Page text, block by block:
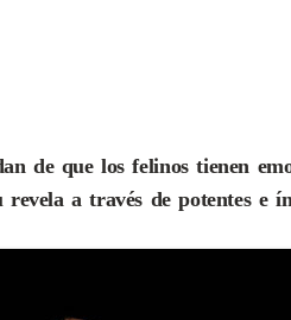
de que los felinos tienen
revela a través de potentes e